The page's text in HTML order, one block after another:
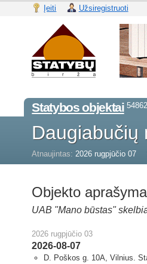
Įeiti Užsiregistruoti
Statybos objektai 54862
Atnaujintas: 2026 rugpjūčio 07
Objekto
UAB "Mano būstas"
2026 rugpjūčio 03
2026-08-07
D. Poškos g. 10A, Vilnius.